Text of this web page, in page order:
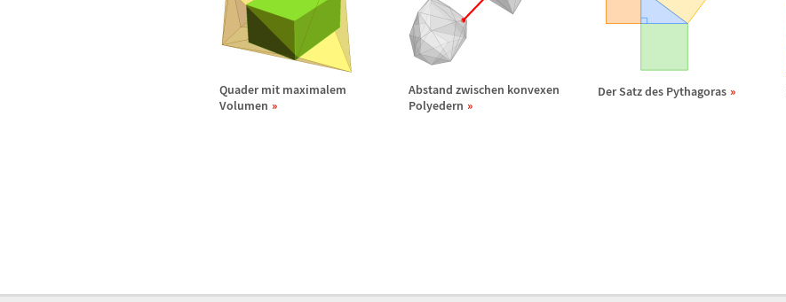
Quader mit maximalem
Volumen
Abstand zwischen konvexen
Polyedern
Der Satz des Pythagoras